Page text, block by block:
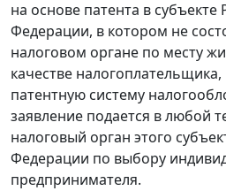
на основе патента в субъекте
Федерации, в котором не
налоговом органе по месту
качестве
патентную систему
заявление подается в любой
налоговый орган этого
Федерации по выбору
предпринимателя.